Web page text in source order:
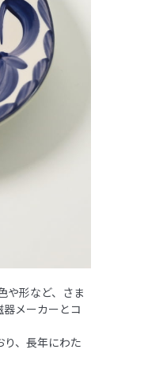
や形など、さま
メーカーとコ
、長年にわた